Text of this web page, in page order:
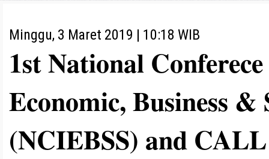
Minggu, 3 Maret 2019 | 10:18 WIB
1st National
Economic, Business &
(NCIEBSS) and